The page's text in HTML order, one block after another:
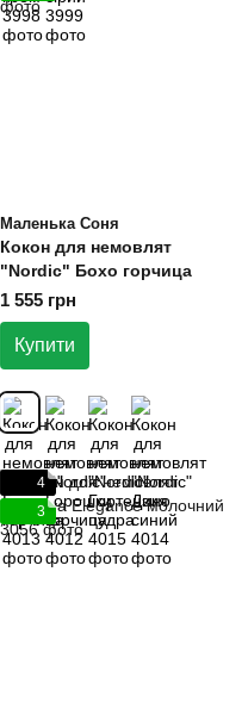
Маленька Соня
Кокон для немовлят
"Nordic" Бохо горчица
1 555 грн
Купити
4
3